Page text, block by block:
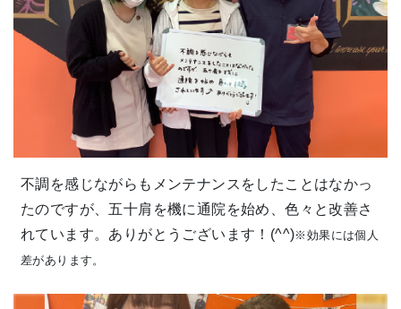
不調を感じながらもメンテナンスをしたことはなかっ
たのですが、五十肩を機に通院を始め、色々と改善さ
れています。ありがとうございます！(^^)※効果には個人
差があります。